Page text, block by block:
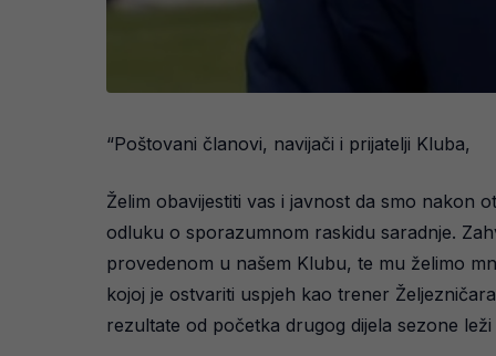
“Poštovani članovi, navijači i prijatelji Kluba,
Želim obavijestiti vas i javnost da smo nakon
odluku o sporazumnom raskidu saradnje.
provedenom u našem Klubu, te mu želimo
kojoj je ostvariti uspjeh kao trener
rezultate od početka drugog dijela sezone